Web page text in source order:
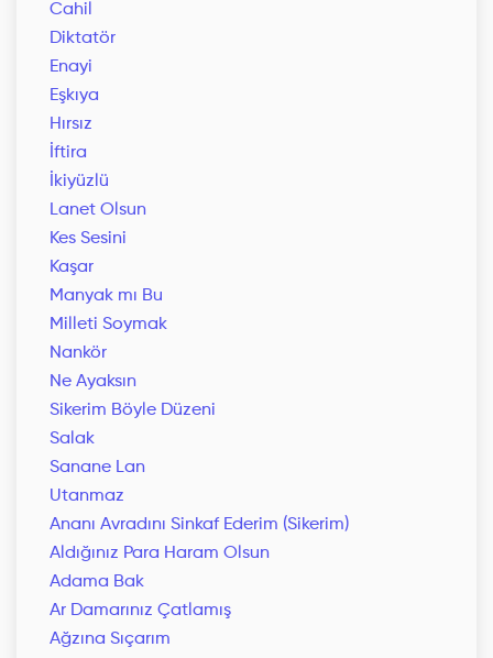
Cahil
Diktatör
Enayi
Eşkıya
Hırsız
İftira
İkiyüzlü
Lanet Olsun
Kes Sesini
Kaşar
Manyak mı Bu
Milleti Soymak
Nankör
Ne Ayaksın
Sikerim Böyle Düzeni
Salak
Sanane Lan
Utanmaz
Ananı Avradını Sinkaf Ederim (Sikerim)
Aldığınız Para Haram Olsun
Adama Bak
Ar Damarınız Çatlamış
Ağzına Sıçarım